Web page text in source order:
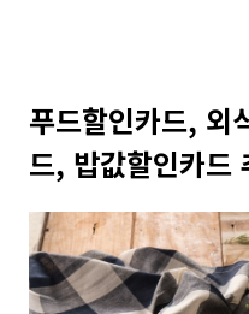
푸드할인카드, 외
드, 밥값할인카드